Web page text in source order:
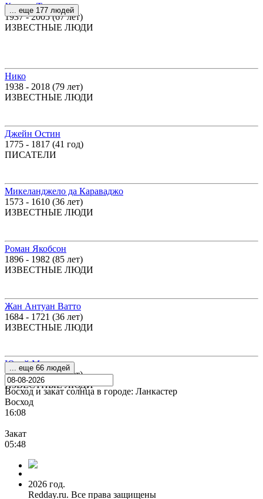
Хантер Томпсон
1937 - 2005 (67 лет)
ИЗВЕСТНЫЕ ЛЮДИ
... еще 177 людей
Нико
1938 - 2018 (79 лет)
ИЗВЕСТНЫЕ ЛЮДИ
Джейн Остин
1775 - 1817 (41 год)
ПИСАТЕЛИ
Микеланджело да Караваджо
1573 - 1610 (36 лет)
ИЗВЕСТНЫЕ ЛЮДИ
Роман Якобсон
1896 - 1982 (85 лет)
ИЗВЕСТНЫЕ ЛЮДИ
Жан Антуан Ватто
1684 - 1721 (36 лет)
ИЗВЕСТНЫЕ ЛЮДИ
Юрий Мазурок
1931 - 2006 (75 лет)
ИЗВЕСТНЫЕ ЛЮДИ
... еще 66 людей
Восход и закат солнца в городе: Ланкастер
Восход
16:08
Закат
05:48
2026 год.
Redday.ru. Все права защищены